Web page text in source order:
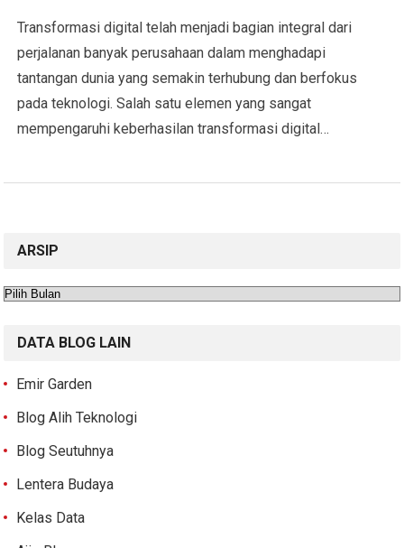
Transformasi digital telah menjadi bagian integral dari
perjalanan banyak perusahaan dalam menghadapi
tantangan dunia yang semakin terhubung dan berfokus
pada teknologi. Salah satu elemen yang sangat
mempengaruhi keberhasilan transformasi digital…
ARSIP
Arsip
DATA BLOG LAIN
Emir Garden
Blog Alih Teknologi
Blog Seutuhnya
Lentera Budaya
Kelas Data